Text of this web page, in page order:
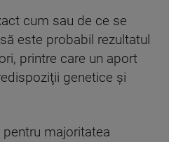
cum sau de ce se
este probabil rezultatul
printre care un aport
genetice şi
majoritatea